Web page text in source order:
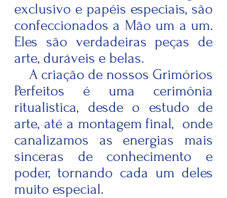
exclusivo e papéis especiais, são
confeccionados a Mão um a um.
Eles são verdadeiras peças de
arte, duráveis e belas.
A criação de nossos Grimórios
Perfeitos é uma cerimônia
ritualistica, desde o estudo de
arte, até a montagem final, onde
canalizamos as energias mais
sinceras de conhecimento e
poder, tornando cada um deles
muito especial.